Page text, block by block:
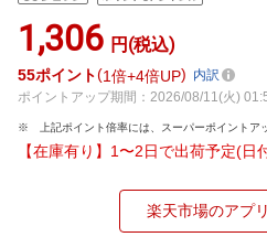
1,306 円(税込)
55ポイント 1倍 4倍UP
内訳
ポイントアップ期間：2026/08/11(火)
上記ポイント倍率には、スーパーポイントア
【在庫有り】1〜2日で出荷予定(日
楽天市場のアプ